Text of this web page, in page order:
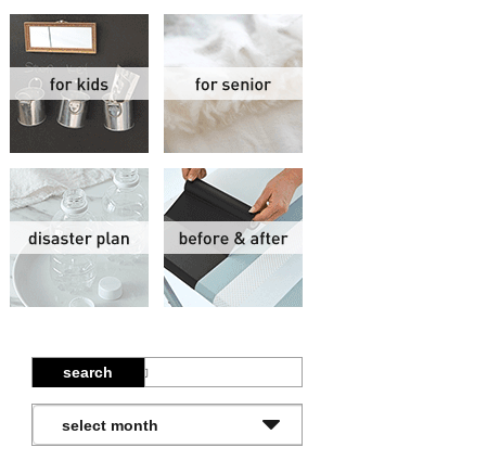
玄関 子供部屋
防災計画
search